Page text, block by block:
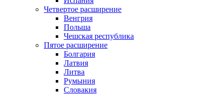
Четвертое расширение
Венгрия
Польша
Чешская республика
Пятое расширение
Болгария
Латвия
Литва
Румыния
Словакия